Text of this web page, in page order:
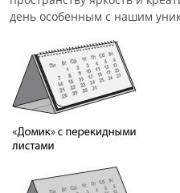
день особенным с нашим